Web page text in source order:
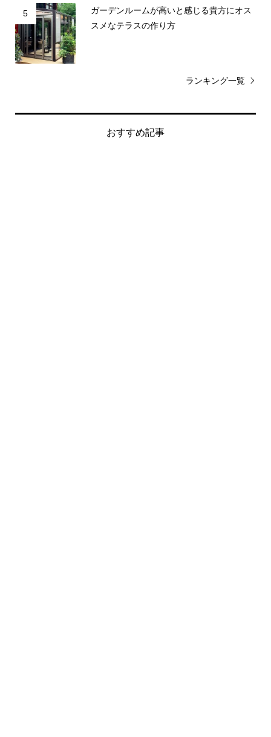
5
ガーデンルームが高いと感じる貴方にオス
スメなテラスの作り方
ランキング一覧
おすすめ記事